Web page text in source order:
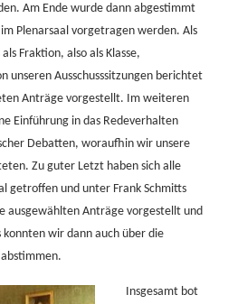
Am Ende wurde dann abgestimmt
Plenarsaal vorgetragen werden. Als
Fraktion, also als Klasse,
unseren Ausschusssitzungen berichtet
Anträge vorgestellt. Im weiteren
Einführung in das Redeverhalten
Debatten, woraufhin wir unsere
Zu guter Letzt haben sich alle
getroffen und unter Frank Schmitts
ausgewählten Anträge vorgestellt und
konnten wir dann auch über die
Insgesamt bot